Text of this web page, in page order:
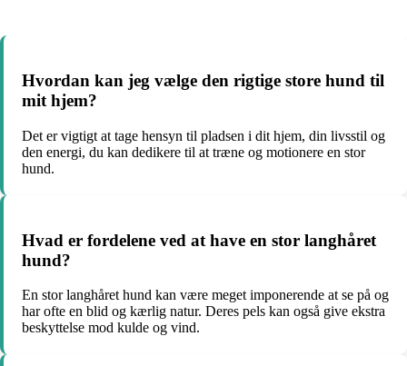
Hvordan kan jeg vælge den rigtige store hund til
mit hjem?
Det er vigtigt at tage hensyn til pladsen i dit hjem, din livsstil og
den energi, du kan dedikere til at træne og motionere en stor
hund.
Hvad er fordelene ved at have en stor langhåret
hund?
En stor langhåret hund kan være meget imponerende at se på og
har ofte en blid og kærlig natur. Deres pels kan også give ekstra
beskyttelse mod kulde og vind.